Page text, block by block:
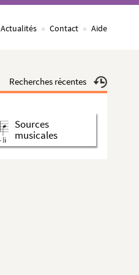
Actualités Contact Aide
Recherches récentes
Sources
musicales